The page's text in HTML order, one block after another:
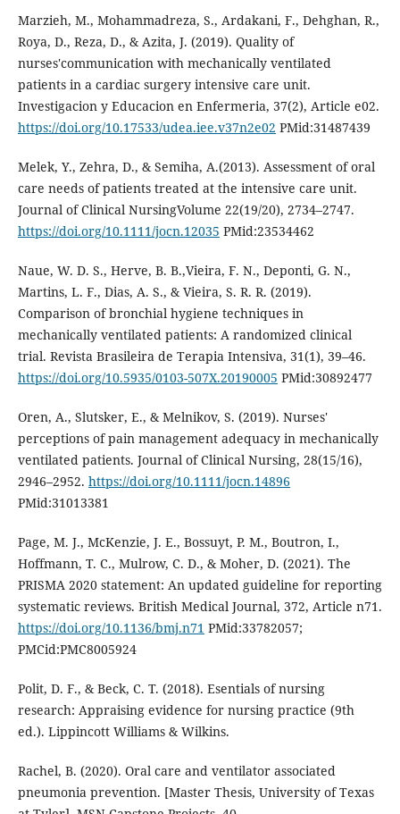
Marzieh, M., Mohammadreza, S., Ardakani, F., Dehghan, R.,
Roya, D., Reza, D., & Azita, J. (2019). Quality of
nurses'communication with mechanically ventilated
patients in a cardiac surgery intensive care unit.
Investigacion y Educacion en Enfermeria, 37(2), Article e02.
https://doi.org/10.17533/udea.iee.v37n2e02 PMid:31487439
Melek, Y., Zehra, D., & Semiha, A.(2013). Assessment of oral
care needs of patients treated at the intensive care unit.
Journal of Clinical NursingVolume 22(19/20), 2734–2747.
https://doi.org/10.1111/jocn.12035 PMid:23534462
Naue, W. D. S., Herve, B. B.,Vieira, F. N., Deponti, G. N.,
Martins, L. F., Dias, A. S., & Vieira, S. R. R. (2019).
Comparison of bronchial hygiene techniques in
mechanically ventilated patients: A randomized clinical
trial. Revista Brasileira de Terapia Intensiva, 31(1), 39–46.
https://doi.org/10.5935/0103-507X.20190005 PMid:30892477
Oren, A., Slutsker, E., & Melnikov, S. (2019). Nurses'
perceptions of pain management adequacy in mechanically
ventilated patients. Journal of Clinical Nursing, 28(15/16),
2946–2952. https://doi.org/10.1111/jocn.14896
PMid:31013381
Page, M. J., McKenzie, J. E., Bossuyt, P. M., Boutron, I.,
Hoffmann, T. C., Mulrow, C. D., & Moher, D. (2021). The
PRISMA 2020 statement: An updated guideline for reporting
systematic reviews. British Medical Journal, 372, Article n71.
https://doi.org/10.1136/bmj.n71 PMid:33782057;
PMCid:PMC8005924
Polit, D. F., & Beck, C. T. (2018). Esentials of nursing
research: Appraising evidence for nursing practice (9th
ed.). Lippincott Williams & Wilkins.
Rachel, B. (2020). Oral care and ventilator associated
pneumonia prevention. [Master Thesis, University of Texas